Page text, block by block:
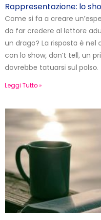
Rappresentazione: lo
Come si fa a creare
da far credere al lettore
un drago? La risposta è
con lo show, don’t tell, un
dovrebbe tatuarsi sul polso.
Leggi Tutto »